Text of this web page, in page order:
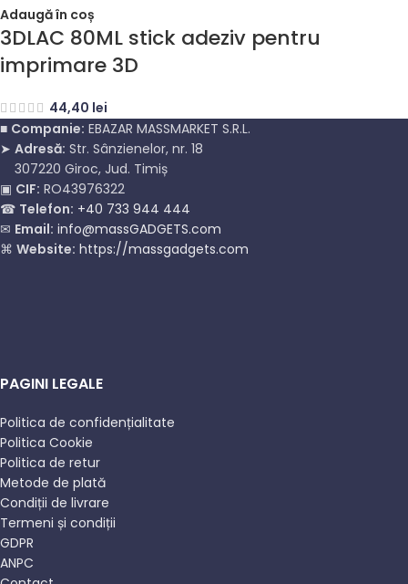
Adaugă în coș
3DLAC 80ML stick adeziv pentru
imprimare 3D
44,40 lei
■ Companie: EBAZAR MASSMARKET S.R.L.
➤ Adresă: Str. Sânzienelor, nr. 18
307220 Giroc, Jud. Timiș
▣ CIF: RO43976322
☎ Telefon: +40 733 944 444
✉ Email: info@massGADGETS.com
⌘ Website: https://massgadgets.com
PAGINI LEGALE
Politica de confidențialitate
Politica Cookie
Politica de retur
Metode de plată
Condiții de livrare
Termeni și condiții
GDPR
ANPC